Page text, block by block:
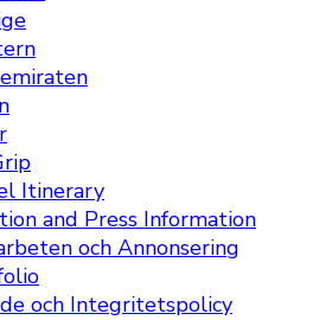
Itinerary
and Press Information
och Annonsering
och Integritetspolicy